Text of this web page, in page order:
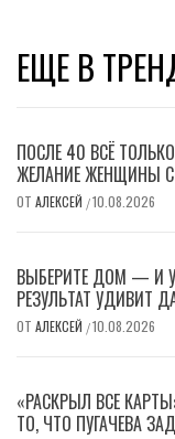
ЕЩЕ В
ПОСЛЕ 40 ВСЁ
ЖЕЛАНИЕ ЖЕНЩИНЫ
ОТ АЛЕКСЕЙ /10.08.2026
ВЫБЕРИТЕ ДОМ — И
РЕЗУЛЬТАТ УДИВИТ
ОТ АЛЕКСЕЙ /10.08.2026
«РАСКРЫЛ ВСЕ
ТО, ЧТО ПУГАЧЕВА